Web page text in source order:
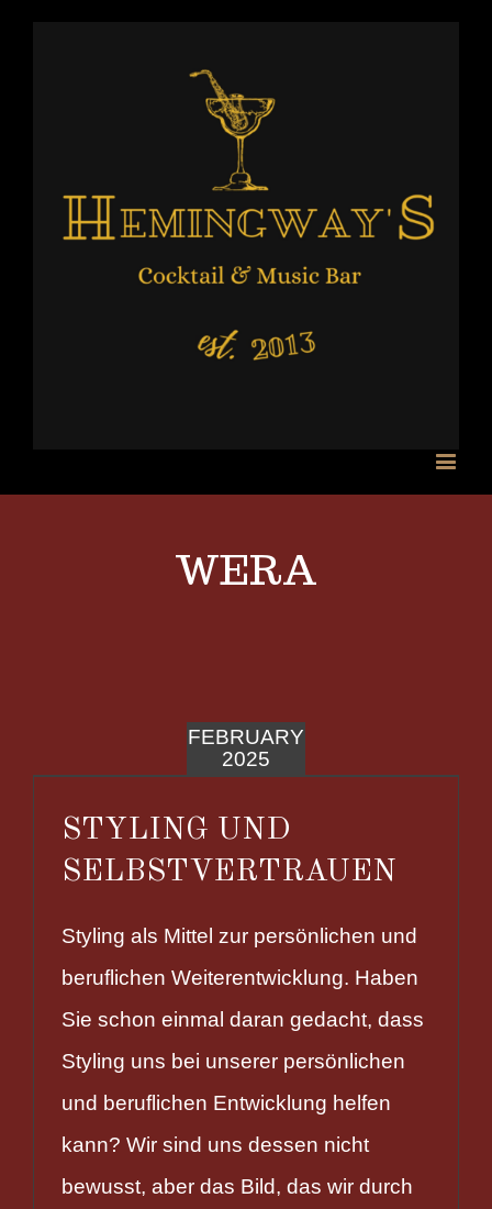
WERA
FEBRUARY
2025
STYLING UND
SELBSTVERTRAUEN
Styling als Mittel zur persönlichen und
beruflichen Weiterentwicklung. Haben
Sie schon einmal daran gedacht, dass
Styling uns bei unserer persönlichen
und beruflichen Entwicklung helfen
kann? Wir sind uns dessen nicht
bewusst, aber das Bild, das wir durch